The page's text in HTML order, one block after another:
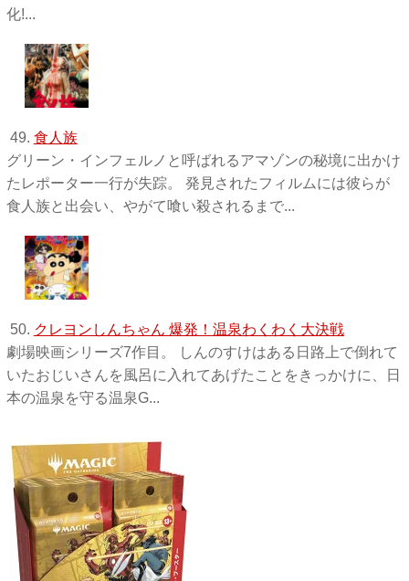
化!...
49. 食人族
グリーン・インフェルノと呼ばれるアマゾンの秘境に出かけ
たレポーター一行が失踪。 発見されたフィルムには彼らが
食人族と出会い、やがて喰い殺されるまで...
50. クレヨンしんちゃん 爆発！温泉わくわく大決戦
劇場映画シリーズ7作目。 しんのすけはある日路上で倒れて
いたおじいさんを風呂に入れてあげたことをきっかけに、日
本の温泉を守る温泉G...